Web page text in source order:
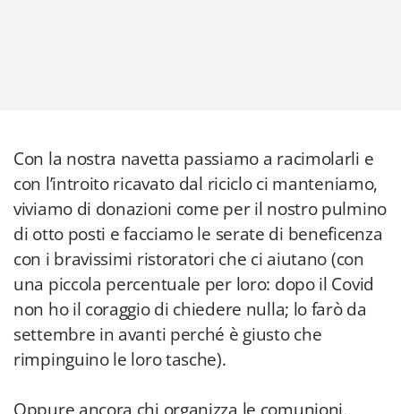
Con la nostra navetta passiamo a racimolarli e
con l’introito ricavato dal riciclo ci manteniamo,
viviamo di donazioni come per il nostro pulmino
di otto posti e facciamo le serate di beneficenza
con i bravissimi ristoratori che ci aiutano (con
una piccola percentuale per loro: dopo il Covid
non ho il coraggio di chiedere nulla; lo farò da
settembre in avanti perché è giusto che
rimpinguino le loro tasche).